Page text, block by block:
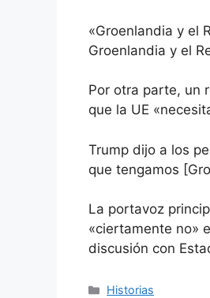
«Groenlandia y el
Groenlandia y el
Por otra parte, un
que la UE
Trump dijo a los
que tengamos
La portavoz
«ciertamente no»
discusión con
Categorías
Historias